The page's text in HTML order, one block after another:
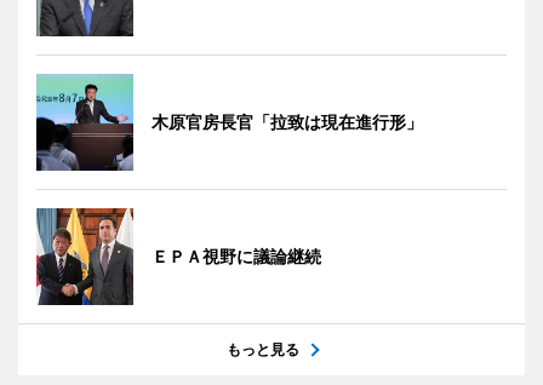
木原官房長官「拉致は現在進行形」
ＥＰＡ視野に議論継続
もっと見る